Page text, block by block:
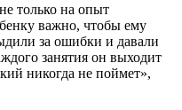
только на опыт
важно, чтобы ему
за ошибки и давали
занятия он выходит
никогда не поймет»,